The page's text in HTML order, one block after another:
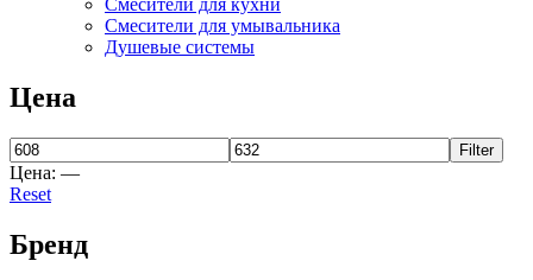
Excellent(5)
Gemy(20)
Goldman(9)
Lavinia Boho(47)
Смесители для умывальника
Душевые системы
Цена
Filter
Цена: —
Reset
Бренд